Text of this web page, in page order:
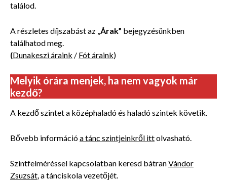
találod.
A részletes díjszabást az „Árak” bejegyzésünkben
találhatod meg.
(Dunakeszi áraink / Fót áraink)
Melyik órára menjek, ha nem vagyok már
kezdő?
A kezdő szintet a középhaladó és haladó szintek követik.
Bővebb információa tánc szintjeinkről ittolvasható.
Szintfelméréssel kapcsolatban keresd bátranVándor
Zsuzsát, a tánciskola vezetőjét.